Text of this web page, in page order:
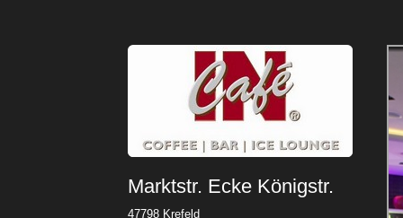
Marktstr. Ecke Königstr.
47798 Krefeld